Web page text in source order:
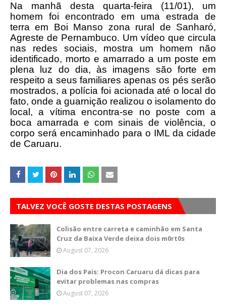
Na manhã desta quarta-feira (11/01), um
homem foi encontrado em uma estrada de
terra em Boi Manso zona rural de Sanharó,
Agreste de Pernambuco. Um vídeo que circula
nas redes sociais, mostra um homem não
identificado, morto e amarrado a um poste em
plena luz do dia, às imagens são forte em
respeito a seus familiares apenas os pés serão
mostrados, a polícia foi acionada até o local do
fato, onde a guarnição realizou o isolamento do
local, a vítima encontra-se no poste com a
boca amarrada e com sinais de violência, o
corpo será encaminhado para o IML da cidade
de Caruaru.
TALVEZ VOCÊ GOSTE DESTAS POSTAGENS
Colisão entre carreta e caminhão em Santa
Cruz da Baixa Verde deixa dois m0rt0s
August 07, 2026
Dia dos Pais: Procon Caruaru dá dicas para
evitar problemas nas compras
August 07, 2026